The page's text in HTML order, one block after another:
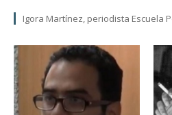
Igora Martínez, periodista Escuela